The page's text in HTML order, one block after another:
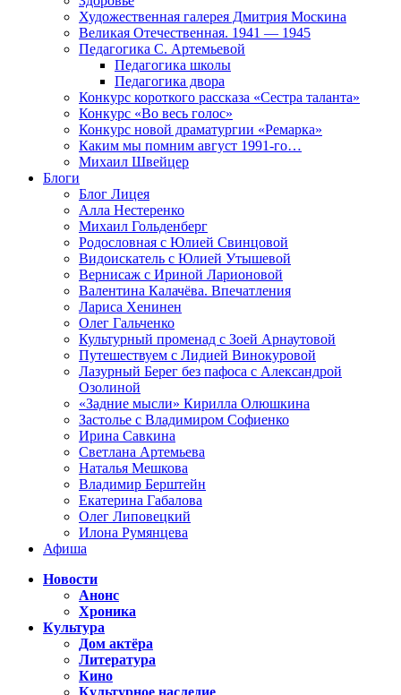
Художественная галерея Дмитрия Москина
Великая Отечественная. 1941 — 1945
Педагогика С. Артемьевой
Педагогика школы
Педагогика двора
Конкурс короткого рассказа «Сестра таланта»
Конкурс «Во весь голос»
Конкурс новой драматургии «Ремарка»
Каким мы помним август 1991-го…
Михаил Швейцер
Блоги
Блог Лицея
Алла Нестеренко
Михаил Гольденберг
Родословная с Юлией Свинцовой
Видоискатель с Юлией Утышевой
Вернисаж с Ириной Ларионовой
Валентина Калачёва. Впечатления
Лариса Хенинен
Олег Гальченко
Культурный променад с Зоей Арнаутовой
Путешествуем с Лидией Винокуровой
Лазурный Берег без пафоса с Александрой
Озолиной
«Задние мысли» Кирилла Олюшкина
Застолье с Владимиром Софиенко
Ирина Савкина
Светлана Артемьева
Наталья Мешкова
Владимир Берштейн
Екатерина Габалова
Олег Липовецкий
Илона Румянцева
Афиша
Новости
Анонс
Хроника
Культура
Дом актёра
Литература
Кино